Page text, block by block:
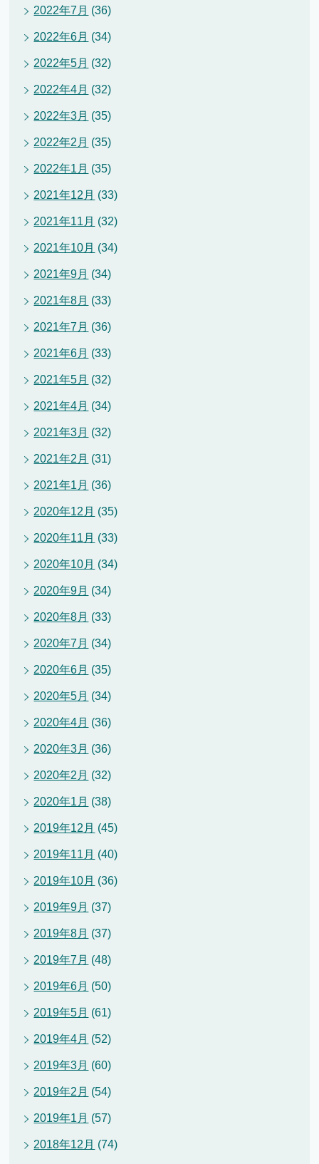
2022年7月 (36)
2022年6月 (34)
2022年5月 (32)
2022年4月 (32)
2022年3月 (35)
2022年2月 (35)
2022年1月 (35)
2021年12月 (33)
2021年11月 (32)
2021年10月 (34)
2021年9月 (34)
2021年8月 (33)
2021年7月 (36)
2021年6月 (33)
2021年5月 (32)
2021年4月 (34)
2021年3月 (32)
2021年2月 (31)
2021年1月 (36)
2020年12月 (35)
2020年11月 (33)
2020年10月 (34)
2020年9月 (34)
2020年8月 (33)
2020年7月 (34)
2020年6月 (35)
2020年5月 (34)
2020年4月 (36)
2020年3月 (36)
2020年2月 (32)
2020年1月 (38)
2019年12月 (45)
2019年11月 (40)
2019年10月 (36)
2019年9月 (37)
2019年8月 (37)
2019年7月 (48)
2019年6月 (50)
2019年5月 (61)
2019年4月 (52)
2019年3月 (60)
2019年2月 (54)
2019年1月 (57)
2018年12月 (74)